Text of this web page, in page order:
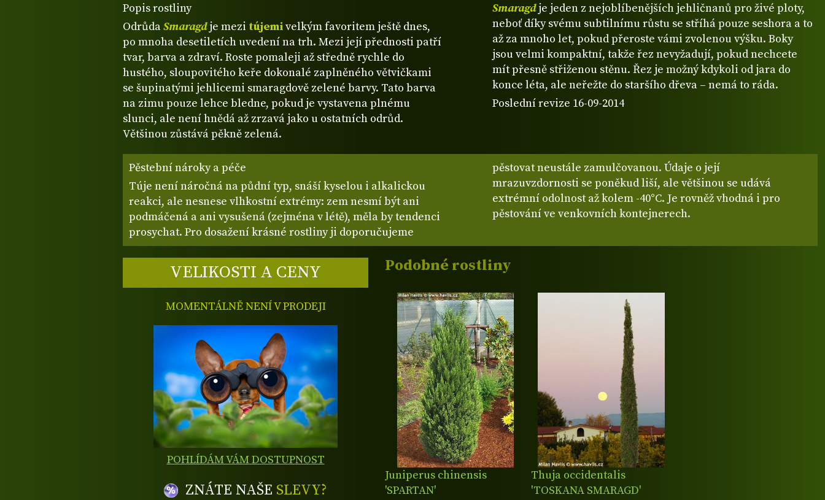
Popis rostliny
OdrůdaSmaragdje mezi tújemivelkým favoritem ještě dnes,
po mnoha desetiletích uvedení na trh. Mezi její přednosti patří
tvar, barva a zdraví. Roste pomaleji až středně rychle do
hustého, sloupovitého keře dokonalé zaplněného větvičkami
se šupinatými jehlicemi smaragdově zelené barvy. Tato barva
na zimu pouze lehce bledne, pokud je vystavena plnému
slunci, ale není hnědá až zrzavá jako u ostatních odrůd.
Většinou zůstává pěkně zelená.
Smaragdje jeden z nejoblíbenějších jehličnanů pro živé ploty,
neboť díky svému subtilnímu růstu se stříhá pouze seshora a to
až za mnoho let, pokud přeroste vámi zvolenou výšku. Boky
jsou velmi kompaktní, takže řez nevyžadují, pokud nechcete
mít přesně střiženou stěnu. Řez je možný kdykoli od jara do
konce léta, ale neřežte do staršího dřeva – nemá to ráda.
Poslední revize 16-09-2014
Pěstební nároky a péče
Túje není náročná na půdní typ, snáší kyselou i alkalickou
reakci, ale nesnese vlhkostní extrémy: zem nesmí být ani
podmáčená a ani vysušená (zejména v létě), měla by tendenci
prosychat. Pro dosažení krásné rostliny ji doporučujeme
pěstovat neustále zamulčovanou. Údaje o její
mrazuvzdornosti se poněkud liší, ale většinou se udává
extrémní odolnost až kolem -40°C. Je rovněž vhodná i pro
pěstování ve venkovních kontejnerech.
VELIKOSTI A CENY
MOMENTÁLNĚ NENÍ V PRODEJI
POHLÍDÁM VÁM DOSTUPNOST
ZNÁTE NAŠE SLEVY?
Podobné rostliny
Juniperus chinensis
'SPARTAN'
Thuja occidentalis
'TOSKANA SMARAGD'